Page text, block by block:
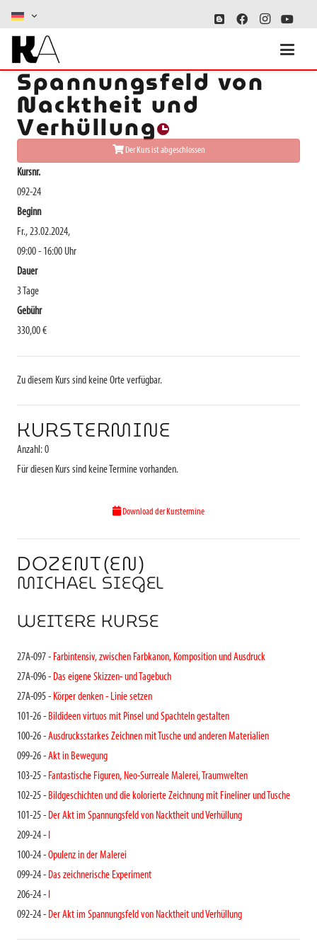
Der Akt im
Spannungsfeld von
Nacktheit und
Verhüllung
Der Kurs ist abgeschlossen
Kursnr.
092-24
Beginn
Fr., 23.02.2024,
09:00 - 16:00 Uhr
Dauer
3 Tage
Gebühr
330,00 €
Zu diesem Kurs sind keine Orte verfügbar.
KURSTERMINE
Anzahl: 0
Für diesen Kurs sind keine Termine vorhanden.
Download der Kurstermine
DOZENT(EN)
MICHAEL SIEGEL
WEITERE KURSE
27A-097 - Farbintensiv, zwischen Farbkanon, Komposition und Ausdruck
27A-096 - Das eigene Skizzen- und Tagebuch
27A-095 - Körper denken - Linie setzen
101-26 - Bildideen virtuos mit Pinsel und Spachteln gestalten
100-26 -Ausdrucksstarkes Zeichnen mit Tusche und anderen Materialien
099-26 -Akt in Bewegung
103-25 - Fantastische Figuren, Neo-Surreale Malerei, Traumwelten
102-25 - Bildgeschichten und die kolorierte Zeichnung mit Fineliner und Tusche
101-25 - Der Akt im Spannungsfeld von Nacktheit und Verhüllung
209-24 -
100-24 -Opulenz in der Malerei
099-24 - Das zeichnerische Experiment
206-24 -
092-24 - Der Akt im Spannungsfeld von Nacktheit und Verhüllung